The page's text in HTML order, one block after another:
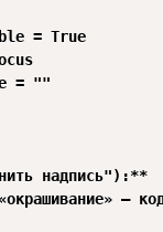
= True
= ""
надпись"):**
—